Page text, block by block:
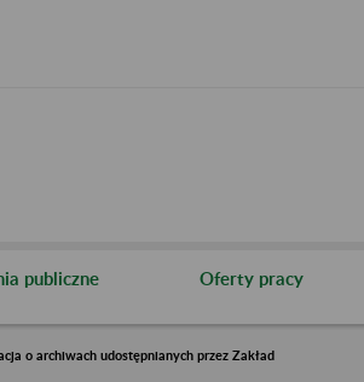
publiczne Oferty pracy
o archiwach udostępnianych przez Zakład